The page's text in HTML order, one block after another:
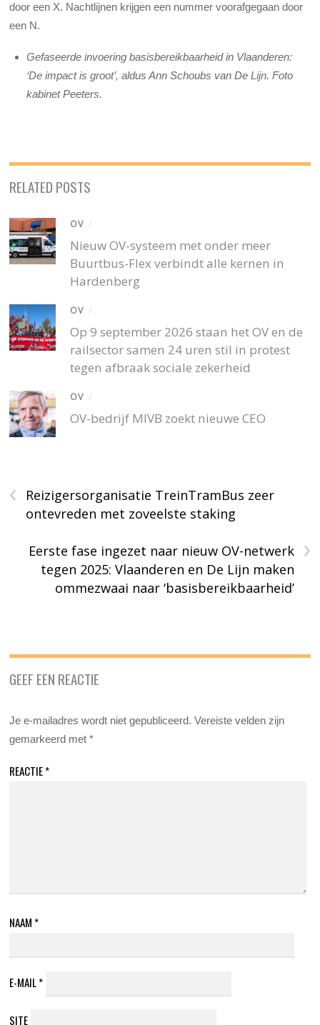
door een X. Nachtlijnen krijgen een nummer voorafgegaan door
een N.
Gefaseerde invoering basisbereikbaarheid in Vlaanderen:
‘De impact is groot’, aldus Ann Schoubs van De Lijn. Foto
kabinet Peeters.
RELATED POSTS
OV /
Nieuw OV-systeem met onder meer
Buurtbus-Flex verbindt alle kernen in
Hardenberg
OV /
Op 9 september 2026 staan het OV en de
railsector samen 24 uren stil in protest
tegen afbraak sociale zekerheid
OV /
OV-bedrijf MIVB zoekt nieuwe CEO
‹
Reizigersorganisatie TreinTramBus zeer
ontevreden met zoveelste staking
›
Eerste fase ingezet naar nieuw OV-netwerk
tegen 2025: Vlaanderen en De Lijn maken
ommezwaai naar ‘basisbereikbaarheid’
GEEF EEN REACTIE
Je e-mailadres wordt niet gepubliceerd. Vereiste velden zijn
gemarkeerd met*
REACTIE*
NAAM *
E-MAIL*
SITE